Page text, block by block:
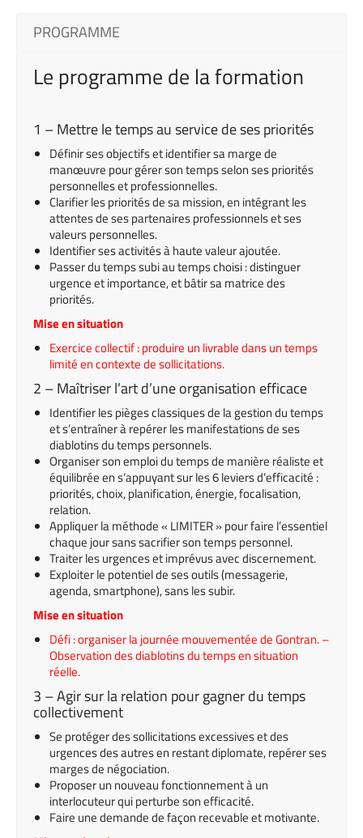
PROGRAMME
Le programme de la formation
1 – Mettre le temps au service de ses priorités
Définir ses objectifs et identifier sa marge de
manœuvre pour gérer son temps selon ses priorités
personnelles et professionnelles.
Clarifier les priorités de sa mission, en intégrant les
attentes de ses partenaires professionnels et ses
valeurs personnelles.
Identifier ses activités à haute valeur ajoutée.
Passer du temps subi au temps choisi : distinguer
urgence et importance, et bâtir sa matrice des
priorités.
Mise en situation
Exercice collectif : produire un livrable dans un temps
limité en contexte de sollicitations.
2 – Maîtriser l’art d’une organisation efficace
Identifier les pièges classiques de la gestion du temps
et s’entraîner à repérer les manifestations de ses
diablotins du temps personnels.
Organiser son emploi du temps de manière réaliste et
équilibrée en s’appuyant sur les 6 leviers d’efficacité :
priorités, choix, planification, énergie, focalisation,
relation.
Appliquer la méthode « LIMITER » pour faire l’essentiel
chaque jour sans sacrifier son temps personnel.
Traiter les urgences et imprévus avec discernement.
Exploiter le potentiel de ses outils (messagerie,
agenda, smartphone), sans les subir.
Mise en situation
Défi : organiser la journée mouvementée de Gontran. –
Observation des diablotins du temps en situation
réelle.
3 – Agir sur la relation pour gagner du temps
collectivement
Se protéger des sollicitations excessives et des
urgences des autres en restant diplomate, repérer ses
marges de négociation.
Proposer un nouveau fonctionnement à un
interlocuteur qui perturbe son efficacité.
Faire une demande de façon recevable et motivante.